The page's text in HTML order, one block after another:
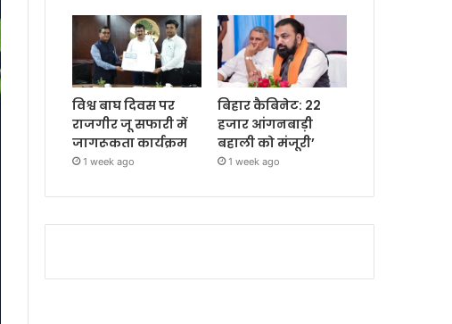
विश्व बाघ दिवस पर
राजगीर जू सफारी में
जागरूकता कार्यक्रम
1 week ago
बिहार कैबिनेट: 22
हजार आंगनबाड़ी
बहाली को मंजूरी’
1 week ago